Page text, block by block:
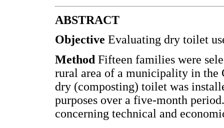
ABSTRACT
Objective Evaluating dry toilet
Method Fifteen families were
rural area of a municipality in the
dry (composting) toilet was
purposes over a five-month
concerning technical and